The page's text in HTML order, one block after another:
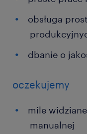
obsługa
dbanie o
oczekujemy
mile
manualnej